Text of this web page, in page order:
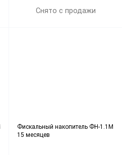
Снято с продажи
Фискальный накопитель ФН-1.1М
15 месяцев